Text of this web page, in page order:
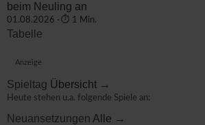
beim Neuling an
01.08.2026 · ⏱ 1 Min.
Tabelle
Anzeige
Spieltag Übersicht →
Heute stehen u.a. folgende Spiele an:
Neuansetzungen Alle →